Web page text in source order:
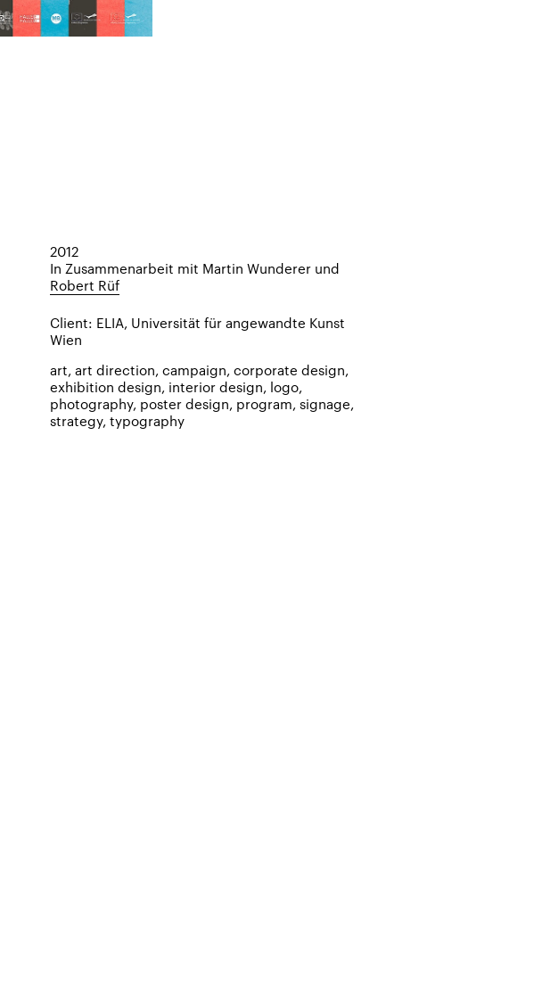
2012
In Zusammenarbeit mit Martin Wunderer und
Robert Rüf
Client: ELIA Universität für angewandte Kunst
Wien
art art direction campaign corporate design
exhibition design interior design logo
photography poster design program signage
strategy typography